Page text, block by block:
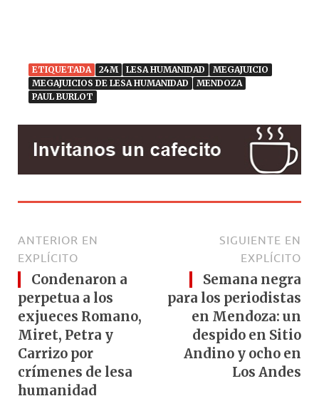
ETIQUETADA 24M LESA HUMANIDAD
MEGAJUICIO
MEGAJUICIOS DE LESA HUMANIDAD
MENDOZA
PAUL BURLOT
ANTERIOR EN
EXPLÍCITO
Condenaron a
perpetua a los
exjueces Romano,
Miret, Petra y
Carrizo por
crímenes de lesa
humanidad
SIGUIENTE EN
EXPLÍCITO
Semana negra
para los periodistas
en Mendoza: un
despido en Sitio
Andino y ocho en
Los Andes